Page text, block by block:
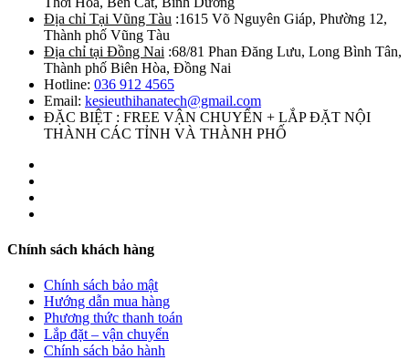
Địa chỉ Tại Vũng Tàu :1615 Võ Nguyên Giáp, Phường 12,
Thành phố Vũng Tàu
Địa chỉ tại Đồng Nai :68/81 Phan Đăng Lưu, Long Bình Tân,
Thành phố Biên Hòa, Đồng Nai
Hotline: 036 912 4565
Email: kesieuthihanatech@gmail.com
ĐẶC BIỆT : FREE VẬN CHUYỂN + LẮP ĐẶT NỘI
THÀNH CÁC TỈNH VÀ THÀNH PHỐ
Chính sách khách hàng
Chính sách bảo mật
Hướng dẫn mua hàng
Phương thức thanh toán
Lắp đặt – vận chuyển
Chính sách bảo hành